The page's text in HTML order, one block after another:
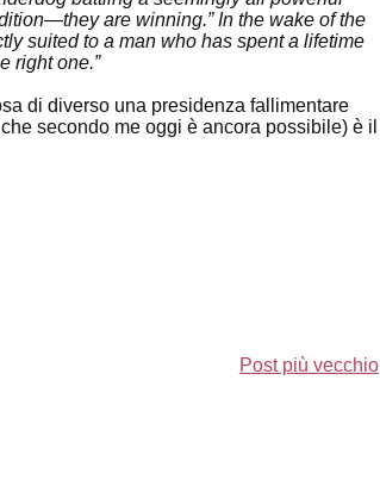
are winning.” In the wake of the
suited to a man who has spent a lifetime
right one.”
di diverso una presidenza fallimentare
secondo me oggi è ancora possibile) è il
Post più vecchio